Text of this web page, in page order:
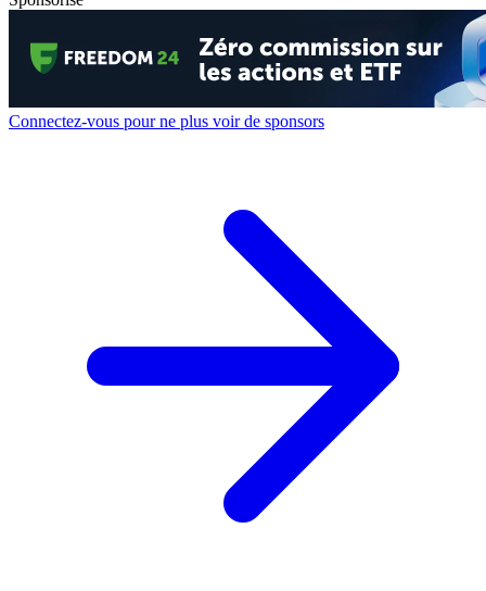
Connectez-vous pour ne plus voir de sponsors